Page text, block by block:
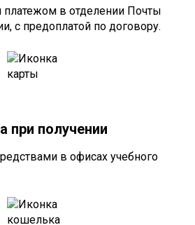
в отделении Почты
с предоплатой по договору.
при получении
в офисах учебного